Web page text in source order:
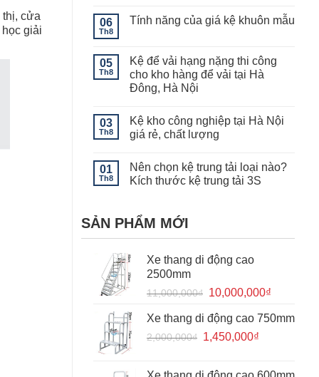
thị, cửa
giải
bình
điểm
của
kệ
kho
lạnh
ý
khi
sử
kho
lạnh
06
Th8
Tính năng của giá kệ khuôn mẫu
luận
ở
Tính
năng
kệ
khuôn
mẫu
05
Th8
Kệ để vải hạng nặng thi công
cho kho hàng để vải tại Hà
Đông, Hà Nội
bình
luận
ở
vải
hạng
nặng
cho
kho
để
tại
Đông,
Hà
03
Th8
Kệ kho công nghiệp tại Hà Nội
giá rẻ, chất lượng
bình
luận
ở
công
nghiệp
Hà
giá
chất
lượng
01
Th8
Nên chọn kệ trung tải loại nào?
Kích thước kệ trung tải 3S
bình
luận
Nên
kệ
tải
loại
thước
kệ
trung
3S
SẢN PHẨM MỚI
Xe thang di động cao
2500mm
11,000,000₫ Giá
là:
11,000,000₫.
10,000,000₫
tại
Xe thang di động cao 750mm
2,000,000₫ Giá
1,450,000₫